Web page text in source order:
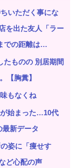
いただく事にな
を出た友人「ラー
での距離は…
ものの 別居期間
【胸糞】
もなくね
始まった…10代
新データ
姿に「痩せす
ど心配の声